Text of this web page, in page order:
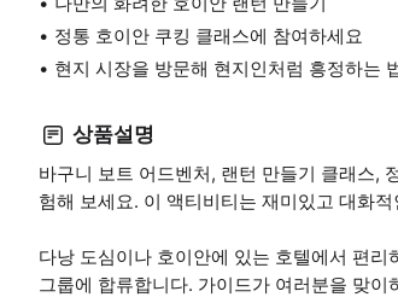
정통 호이안 쿠킹 클래스에 참여하세요
현지 시장을 방문해 현지인처럼 흥정하는
상품설명
바구니 보트 어드벤처, 랜턴 만들기 클래스,
험해 보세요. 이 액티비티는 재미있고 대화
다낭 도심이나 호이안에 있는 호텔에서 편
그룹에 합류합니다. 가이드가 여러분을 맞